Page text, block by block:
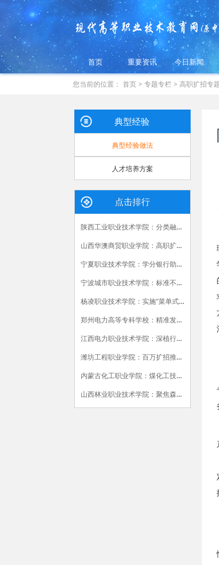
首页 重要资讯 今日新闻
您当前的位置：首页 >专题专栏 > 高职扩招专
典型经验
典型经验做法
人才培养方案
点击排行
陕西工业职业技术学院：分类融通，精准多元，以教学确保高质量扩招
山西华澳商贸职业学院：高职扩招工作统筹推进富有成效
宁夏职业技术学院：学分银行助力宁夏高职扩招
宁波城市职业技术学院：标准不降、模式多元、金课引领、扎实推进
杨凌职业技术学院：实施“菜单式方案+模块化课程” 服务产业 送教上门 灵活施教
郑州电力高等专科学校：精准发力，一体育人， 以高水平职业教育改革，助力高职扩招人才培养质量
江西电力职业技术学院：深植行业 精准施教 校企同心育工匠
潍坊工程职业学院：百万扩招推动学院发展“五个转变”
内蒙古化工职业学院：煤化工技术专业高职扩招生培育典型经验材料
山西林业职业技术学院：聚焦森林防火基层人员 改革创新人才培养模式 不断提升服务林草行业发展能力